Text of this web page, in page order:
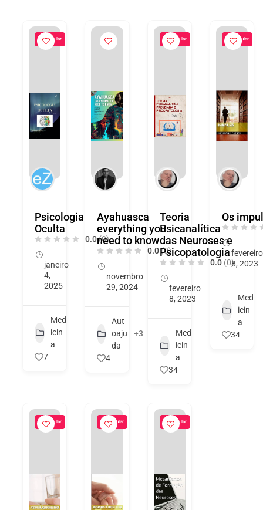
Popular
Psicologia
Oculta
0.0(0)
janeiro
4,
2025
Med
icin
a
7
Ayahuasca
everything you
need to know
0.0 (0)
novembro
29, 2024
Aut
oaju
da
+3
4
Popular
Teoria
Psicanalítica
das Neuroses e
Psicopatologia
0.0 (0)
fevereiro
8, 2023
Med
icin
a
34
Popular
Os
fevereiro
8, 2023
Med
icin
a
34
Popular Popular Popular